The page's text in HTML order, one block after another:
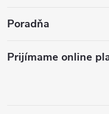
Poradňa
Prijímame online